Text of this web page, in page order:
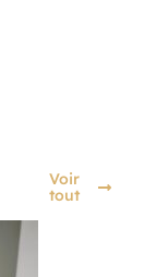
Voir
tout